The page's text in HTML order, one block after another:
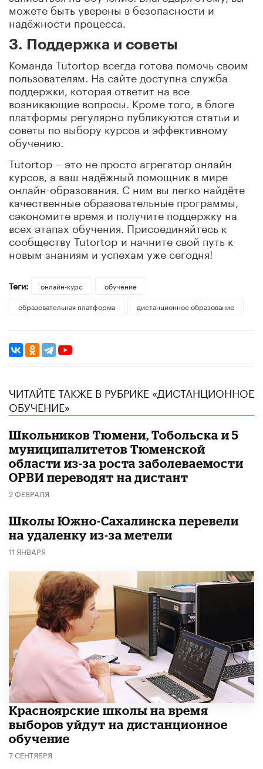
можете быть уверены в безопасности и
надёжности процесса.
3. Поддержка и советы
Команда Tutortop всегда готова помочь своим
пользователям. На сайте доступна служба
поддержки, которая ответит на все
возникающие вопросы. Кроме того, в блоге
платформы регулярно публикуются статьи и
советы по выбору курсов и эффективному
обучению.
Tutortop – это не просто агрегатор онлайн
курсов, а ваш надёжный помощник в мире
онлайн-образования. С ним вы легко найдёте
качественные образовательные программы,
сэкономите время и получите поддержку на
всех этапах обучения. Присоединяйтесь к
сообществу Tutortop и начните свой путь к
новым знаниям и успехам уже сегодня!
Теги: онлайн-курс
обучение
образовательная платформа
дистанционное образование
ЧИТАЙТЕ ТАКЖЕ В РУБРИКЕ «ДИСТАНЦИОННОЕ
ОБУЧЕНИЕ»
Школьников Тюмени, Тобольска и 5
муниципалитетов Тюменской
области из-за роста заболеваемости
ОРВИ переводят на дистант
2 ФЕВРАЛЯ
Школы Южно-Сахалинска перевели
на удаленку из-за метели
11 ЯНВАРЯ
Красноярские школы на время
выборов уйдут на дистанционное
обучение
7 СЕНТЯБРЯ